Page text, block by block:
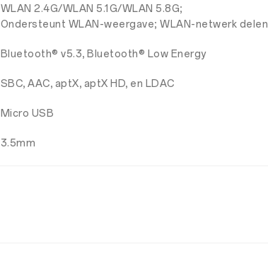
WLAN 2.4G/WLAN 5.1G/WLAN 5.8G;
Ondersteunt WLAN-weergave; WLAN-netwerk delen
Bluetooth® v5.3, Bluetooth® Low Energy
SBC, AAC, aptX, aptX HD, en LDAC
Micro USB
3.5mm